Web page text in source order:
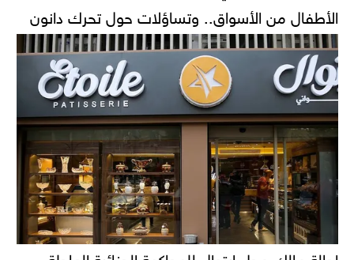
الأطفال من الأسواق.. وتساؤلات حول تحرك دانون